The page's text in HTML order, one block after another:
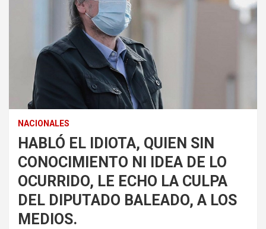
NACIONALES
HABLÓ EL IDIOTA, QUIEN SIN
CONOCIMIENTO NI IDEA DE LO
OCURRIDO, LE ECHO LA CULPA
DEL DIPUTADO BALEADO, A LOS
MEDIOS.